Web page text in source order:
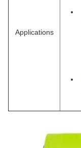
Applications